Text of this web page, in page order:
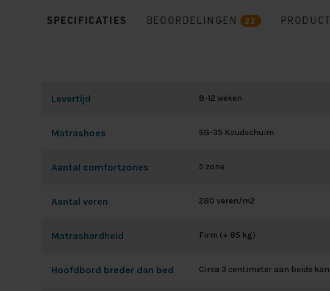
SPECIFICATIES BEOORDELINGEN 22
Levertijd 8-12 weken
Matrashoes SG-35 Koudschuim
Aantal comfortzones 5 zone
Aantal veren 280 veren/m2
Matrashardheid Firm (+ 85 kg)
Hoofdbord breder dan bed Circa 3 centimeter aan beide